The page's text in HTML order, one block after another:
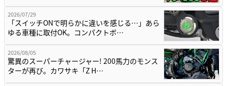
2026/07/29
「スイッチONで明らかに違いを感じる…」あら
ゆる車種に取付OK。コンパクトボ…
2026/08/05
驚異のスーパーチャージャー! 200馬力のモンス
ターが再び。カワサキ「Z H…